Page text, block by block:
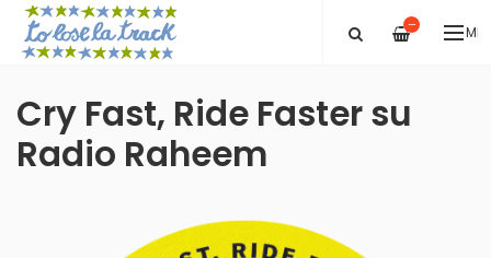
—
Cry Fast, Ride Faster su
Radio Raheem